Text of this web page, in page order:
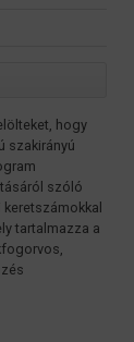
hogy
szakirányú
szóló
tartalmazza a